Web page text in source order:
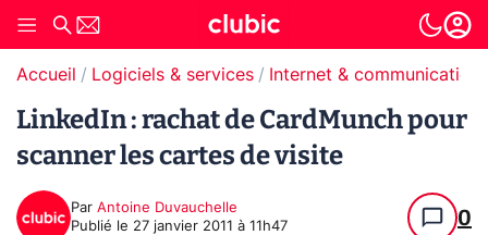
Accueil Logiciels & services Internet & communication
LinkedIn : rachat de CardMunch pour
scanner les cartes de visite
Par Antoine Duvauchelle
Publié le 27 janvier 2011 à 11h47 0